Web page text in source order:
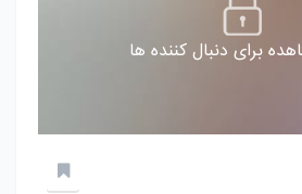
برای دنبال کننده ها